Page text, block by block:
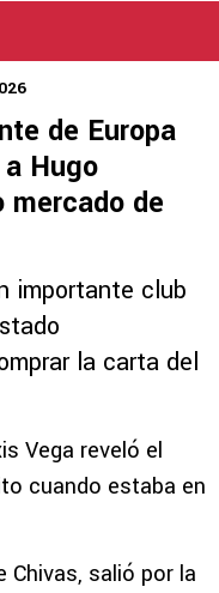
de Europa
Hugo
mercado de
importante club
la carta del
Vega reveló el
cuando estaba en
salió por la